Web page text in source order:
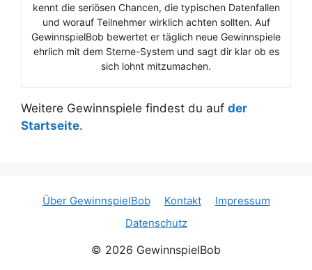
kennt die seriösen Chancen, die typischen Datenfallen
und worauf Teilnehmer wirklich achten sollten. Auf
GewinnspielBob bewertet er täglich neue Gewinnspiele
ehrlich mit dem Sterne-System und sagt dir klar ob es
sich lohnt mitzumachen.
Weitere Gewinnspiele findest du auf der
Startseite.
Über GewinnspielBob Kontakt
Impressum
Datenschutz
© 2026 GewinnspielBob